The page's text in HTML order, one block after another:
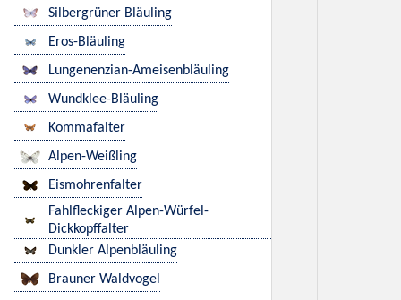
Silbergrüner Bläuling
Eros-Bläuling
Lungenenzian-Ameisenbläuling
Wundklee-Bläuling
Kommafalter
Alpen-Weißling
Eismohrenfalter
Fahlfleckiger Alpen-Würfel-
Dickkopffalter
Dunkler Alpenbläuling
Brauner Waldvogel